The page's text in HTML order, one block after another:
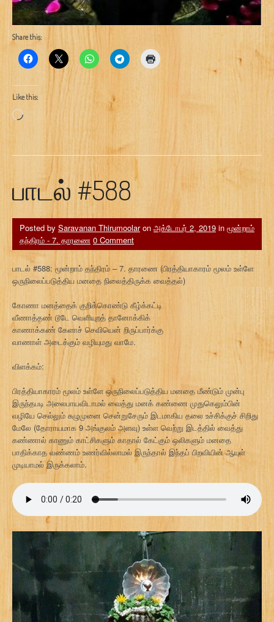
Share this:
Like this:
Loading…
பாடல் #588
Posted by Saravanan Thirumoolaron அக்டோபர் 2, 2019 in மூன்றாம்
தந்திரம் - 7. தாரணை 0 Comment
பாடல் #588: மூன்றாம் தந்திரம் – 7. தாரணை (பிரத்தியாகாரம் மூலம் உள்ளே
ஒருநிலைப்படுத்திய மனதை நிலைத்திருக்க வைத்தல்)
கோணா மனத்தைக் குறிக்கொண்டு கீழ்க்கட்டி
வீணாத்தண் டூடே வெளியுறத் தானோக்கிக்
காணாக்கண் கேளாச் செவியென் றிருப்பார்க்கு
வாணாள் அடைக்கும் வழியுமது வாமே.
விளக்கம்:
பிரத்தியாகாரம் மூலம் உள்ளே ஒருநிலைப்படுத்திய மனதை மீண்டும் முன்பு
இருந்தபடி அலைபாயவிடாமல் வைத்து மனக் கண்ணை முதுகெலும்பின்
வழியே செல்லும் சுழுமுனை சென்றுசேரும் இடமாகிய தலை உச்சிக்குச் சிறிது
மேலே (தோராயமாக 9 அங்குலம் அளவு) உள்ள வெற்று இடத்தில் வைத்து
கண்ணால் காணும் காட்சிகளும் காதால் கேட்கும் ஒலிகளும் மனதை
பாதிக்காத வண்ணம் உணர்வில்லாமல் இருந்தால் இந்தப் பிறவியின் ஆயுள்
முடியாமல் இருக்கலாம்.